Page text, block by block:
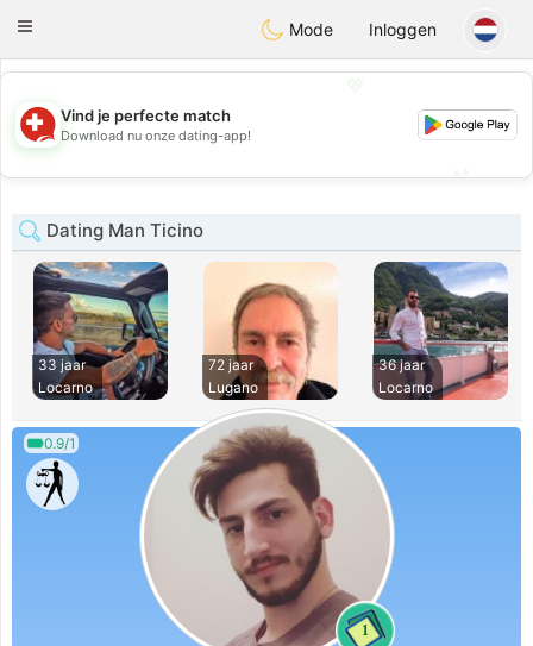
Suissi
Toggle
Mode Inloggen
💖
💕
Vind je perfecte match
Download nu onze dating-app!
Dating Man Ticino
33 jaar
Locarno
72 jaar
Lugano
36 jaar
Locarno
0.9/1
1